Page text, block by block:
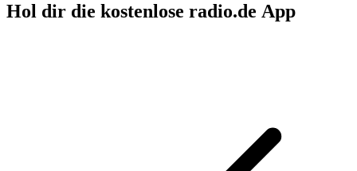
Hol dir die kostenlose radio.de App